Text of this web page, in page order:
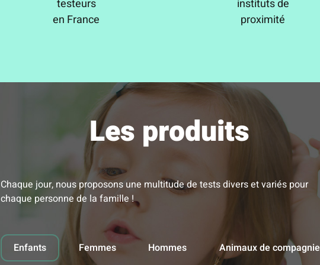
testeurs
en France
instituts de
proximité
Les produits
Chaque jour, nous proposons une multitude de tests divers et variés pour
chaque personne de la famille !
Enfants Femmes Hommes Animaux de compagnie